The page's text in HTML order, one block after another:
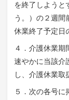
を終了しようと
う。）の２週間
休業終了予定日
４．介護休業期
速やかに当該介
し、介護休業取
５．次の各号